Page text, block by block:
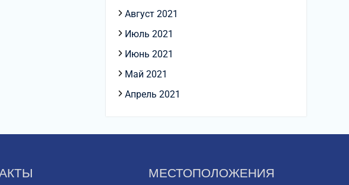
Август 2021
Июль 2021
Июнь 2021
Май 2021
Апрель 2021
МЕСТОПОЛОЖЕНИЯ